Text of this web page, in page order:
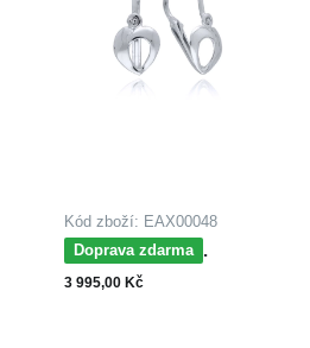
Kód zboží: EAX00048
Doprava zdarma
MOISS dětské
náušnice z bílého zlata
3 995,00 Kč